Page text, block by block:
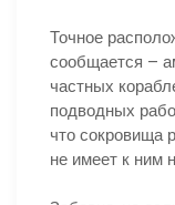
Точное
сообщается –
частных
подводных
что сокровища
не имеет к ним